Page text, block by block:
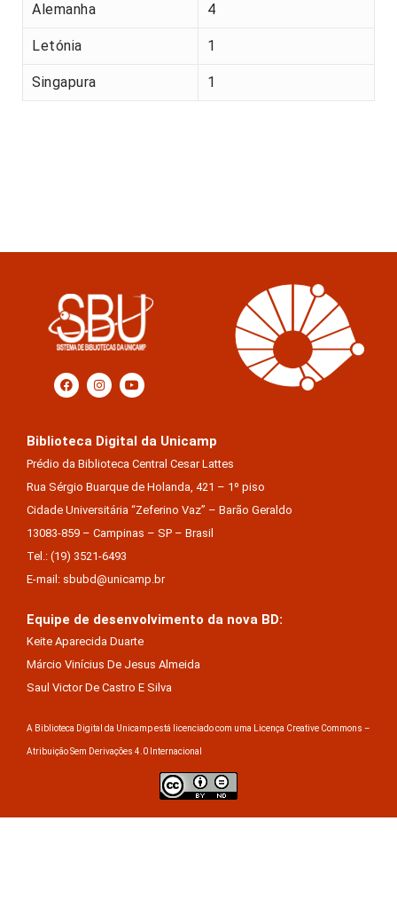
Alemanha 4
Letónia 1
Singapura 1
Biblioteca Digital da Unicamp
Prédio da Biblioteca Central Cesar Lattes
Rua Sérgio Buarque de Holanda, 421 – 1º piso
Cidade Universitária “Zeferino Vaz” – Barão Geraldo
13083-859 – Campinas – SP – Brasil
Tel.: (19) 3521-6493
E-mail: sbubd@unicamp.br
Equipe de desenvolvimento da nova BD:
Keite Aparecida Duarte
Márcio Vinícius De Jesus Almeida
Saul Victor De Castro E Silva
A Biblioteca Digital da Unicamp está licenciado com uma Licença Creative Commons –
Atribuição Sem Derivações 4.0 Internacional